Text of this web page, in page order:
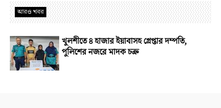
আরও খবর
খুলশীতে ৪ হাজার ইয়াবাসহ গ্রেপ্তার দম্পতি,
পুলিশের নজরে মাদক চক্র